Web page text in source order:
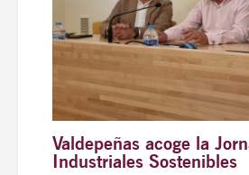
Valdepeñas acoge la
Industriales Sostenibles